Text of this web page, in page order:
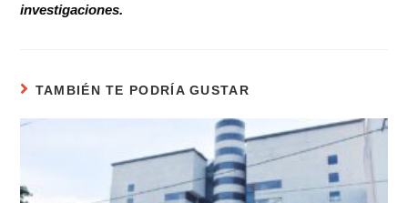
investigaciones.
TAMBIÉN TE PODRÍA GUSTAR